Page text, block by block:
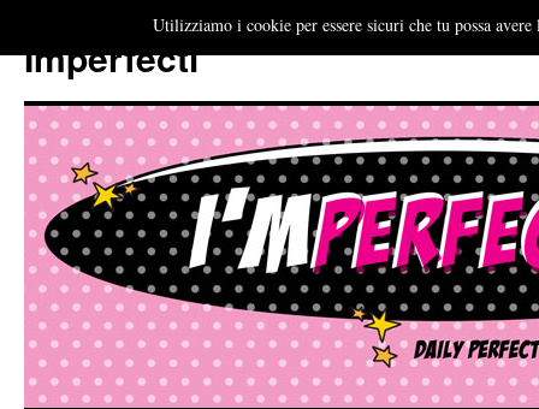
Imperfecti
Utilizziamo i cookie per essere sicuri che tu possa